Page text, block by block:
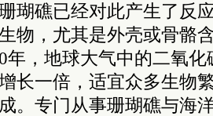
瑚礁已经对此产生了反
物，尤其是外壳或骨骼
年，地球大气中的二氧
长一倍，适宜众多生物
。专门从事珊瑚礁与海